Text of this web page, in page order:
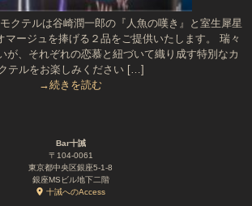
クテルは谷崎潤一郎の『人魚の嘆き』と室生犀星
マージュを捧げる２品をご提供いたします。 瑞々
が、それぞれの恋慕と紐づいて織り成す特別なカ
テルをお楽しみください […]
→続きを読む
Bar十誡
〒104-0061
東京都中央区銀座5-1-8
銀座MSビル地下二階
十誡へのAccess